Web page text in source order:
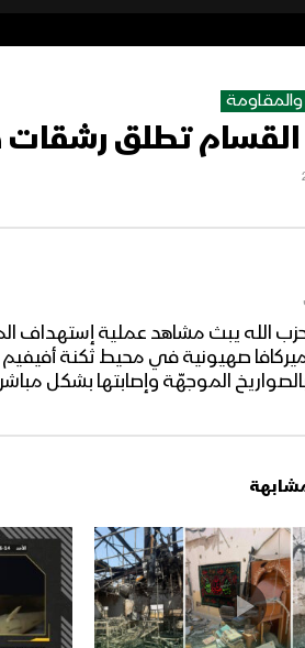
والمقاومة
تطلق رشقات
الله يبث مشاهد عملية إستهداف
‏الموجهّة وإصابتها بشكل مباشر